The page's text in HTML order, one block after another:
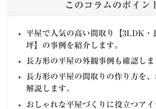
このコラムのポイン
平屋で人気の高い間取り【3LDK・
坪】の事例を紹介します。
長方形の平屋の外観事例も確認しま
長方形の平屋の間取りの作り方を、
解説します。
おしゃれな平屋づくりに役立つア